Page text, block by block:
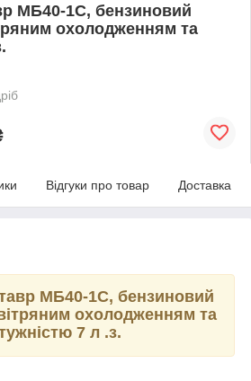
МБ40-1С, бензиновий
охолодженням та
Відгуки про товар Доставка
МБ40-1С, бензиновий
охолодженням та
7 л .з.